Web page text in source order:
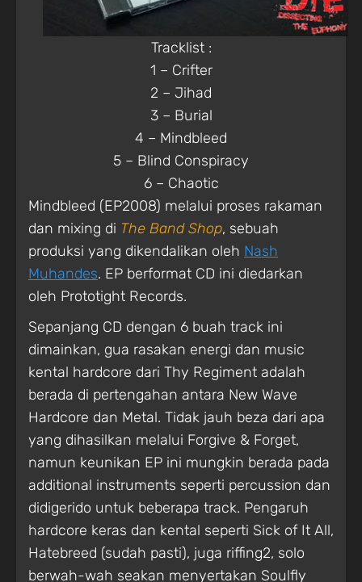
Tracklist :
1 – Crifter
2 – Jihad
3 – Burial
4 – Mindbleed
5 – Blind Conspiracy
6 – Chaotic
Mindbleed (EP2008) melalui proses rakaman
dan mixing di The Band Shop, sebuah
produksi yang dikendalikan oleh Nash
Muhandes. EP berformat CD ini diedarkan
oleh Prototight Records.
Sepanjang CD dengan 6 buah track ini
dimainkan, gua rasakan energi dan music
kental hardcore dari Thy Regiment adalah
berada di pertengahan antara New Wave
Hardcore dan Metal. Tidak jauh beza dari apa
yang dihasilkan melalui Forgive & Forget,
namun keunikan EP ini mungkin berada pada
additional instruments seperti percussion dan
didigerido untuk beberapa track. Pengaruh
hardcore keras dan kental seperti Sick of It All,
Hatebreed (sudah pasti), juga riffing2, solo
berwah-wah seakan menyertakan Soulfly